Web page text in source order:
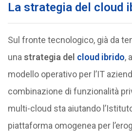
La strategia del cloud
Sul fronte tecnologico, già da
una strategia del cloud ibrido,
modello operativo per l’IT
combinazione di funzionalità
multi-cloud sta aiutando
piattaforma omogenea per